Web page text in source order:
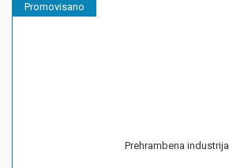
Promovisano
Prehrambena industrija